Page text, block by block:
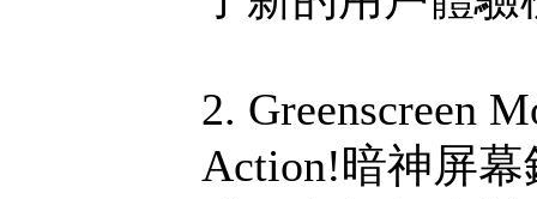
2. Greenscreen
Action!暗神屏